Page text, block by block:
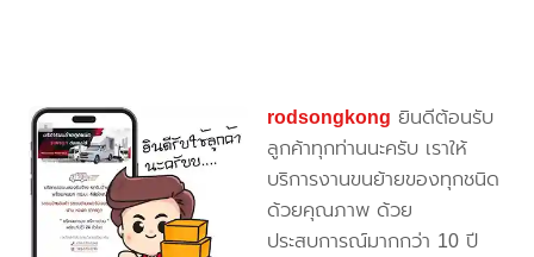
rodsongkong ยินดีต้อนรับ
ลูกค้าทุกท่านนะครับ เราให้
บริการงานขนย้ายของทุกชนิด
ด้วยคุณภาพ ด้วย
ประสบการณ์มากกว่า 10 ปี